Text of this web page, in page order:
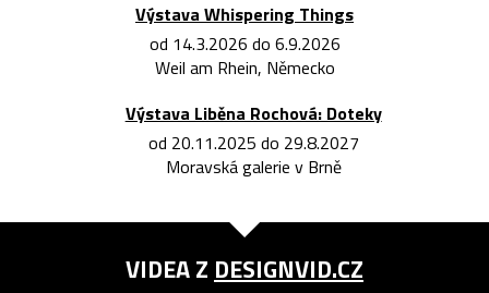
Výstava Whispering Things
od 14.3.2026 do 6.9.2026
Weil am Rhein, Německo
Výstava Liběna Rochová: Doteky
od 20.11.2025 do 29.8.2027
Moravská galerie v Brně
VIDEA Z DESIGNVID.CZ